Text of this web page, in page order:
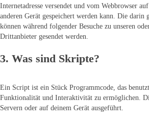
Internetadresse versendet und vom Webbrowser
anderen Gerät gespeichert werden kann. Die darin
können während folgender Besuche zu unseren
Drittanbieter gesendet werden.
3. Was sind Skripte?
Ein Script ist ein Stück Programmcode, das
Funktionalität und Interaktivität zu ermöglichen.
Servern oder auf deinem Gerät ausgeführt.